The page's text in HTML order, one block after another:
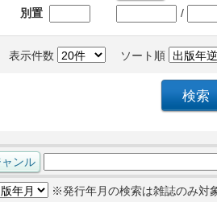
別置 /
表示件数 ソート順
※発行年月の検索は雑誌のみ対